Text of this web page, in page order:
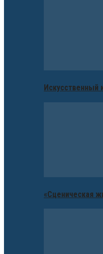
Искусственный
«Сценическая